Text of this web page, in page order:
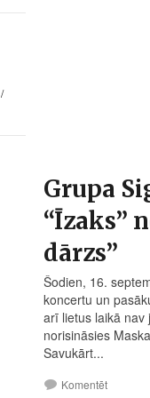
/
Grupa
“Īzaks”
dārzs”
Šodien, 16.
koncertu un
arī lietus laikā nav
norisināsies
Savukārt...
Komentēt